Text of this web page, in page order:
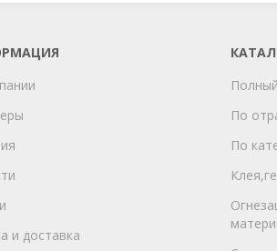
и доставка
По
По